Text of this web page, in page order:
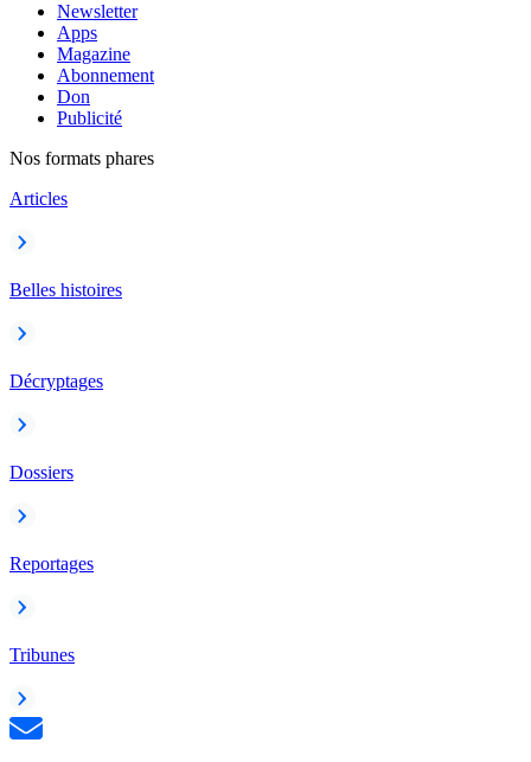
Newsletter
Apps
Magazine
Abonnement
Don
Publicité
Nos formats phares
Articles
Belles histoires
Décryptages
Dossiers
Reportages
Tribunes